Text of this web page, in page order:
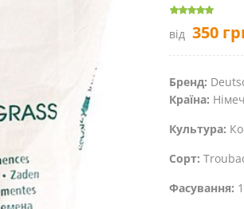
від 350
Бренд:
Країна:
Культура:
Сорт:
Фасування: